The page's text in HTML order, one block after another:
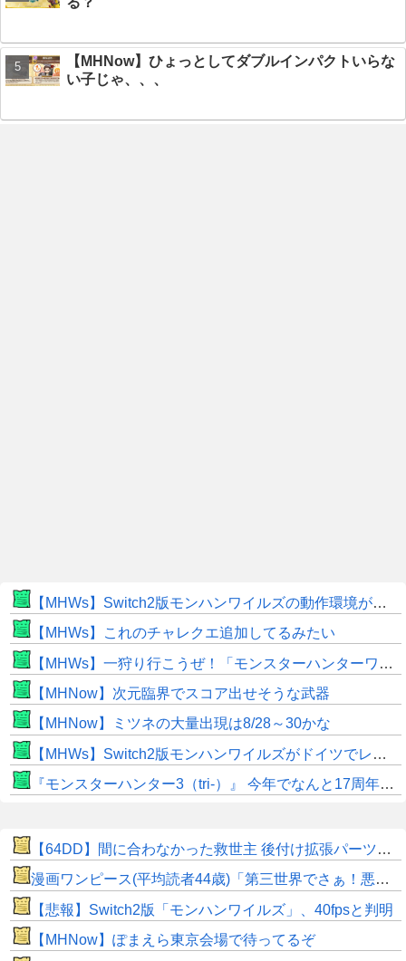
【MHNow】ひょっとしてダブルインパクトいらな
い子じゃ、、、
【MHWs】Switch2版モンハンワイルズの動作環境が判明！
【MHWs】これのチャレクエ追加してるみたい
【MHWs】一狩り行こうぜ！「モンスターハンターワイルズ 序盤体験版」を8月5日（水）より配信！
【MHNow】次元臨界でスコア出せそうな武器
【MHNow】ミツネの大量出現は8/28～30かな
【MHWs】Switch2版モンハンワイルズがドイツでレーティングされる！9月のサードダイレクトで発表か！？
『モンスターハンター3（tri-）』 今年でなんと17周年！！
【64DD】間に合わなかった救世主 後付け拡張パーツは本当に普及しないな Switch Onlineの方で出してくれないかな…
漫画ワンピース(平均読者44歳)「第三世界でさぁ！悪魔がいてさぁ！世界を創った19の武器がさぁ！」
【悲報】Switch2版「モンハンワイルズ」、40fpsと判明
【MHNow】ぽまえら東京会場で待ってるぞ